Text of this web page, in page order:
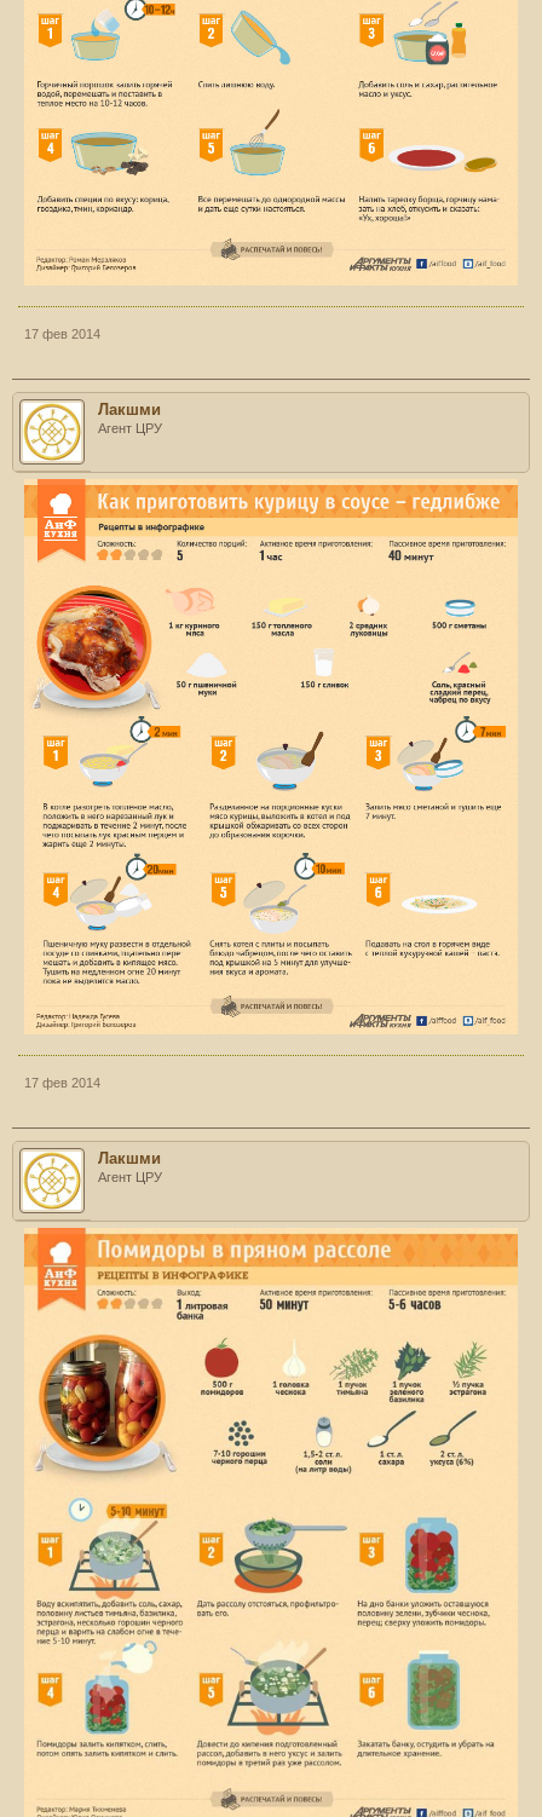
17 фев 2014
Лакшми
Агент ЦРУ
17 фев 2014
Лакшми
Агент ЦРУ